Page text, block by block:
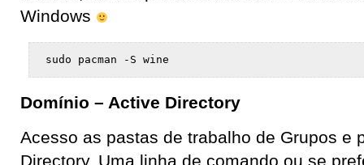
Windows
sudo pacman -S wine
Domínio – Active Directory
Acesso as pastas de trabalho de Grupos e
Directory. Uma linha de comando ou se